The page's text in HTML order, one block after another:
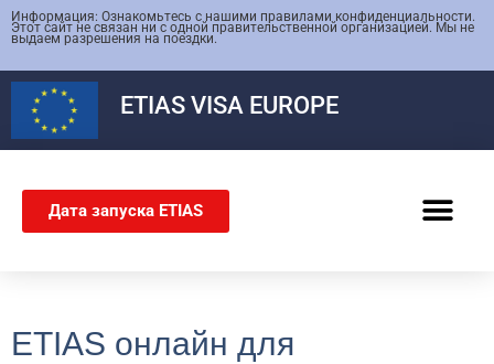
Информация: Ознакомьтесь с нашими правилами конфиденциальности.
Этот сайт не связан ни с одной правительственной организацией. Мы не
выдаем разрешения на поездки.
ETIASVISA EUROPE
Дата запуска ETIAS
ETIAS онлайн для